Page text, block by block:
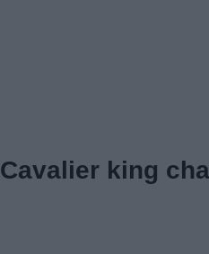
Cavalier king